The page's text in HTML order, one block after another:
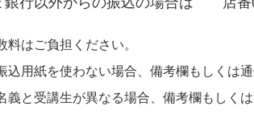
料はご負担ください。
込用紙を使わない場合、備考欄もしくは
義と受講生が異なる場合、備考欄もしく